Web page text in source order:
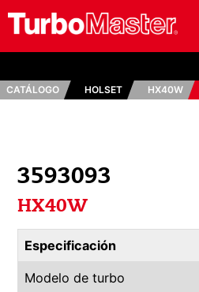
CATÁLOGO HOLSET HX40W
3593093
HX40W
Especificación
Modelo de turbo